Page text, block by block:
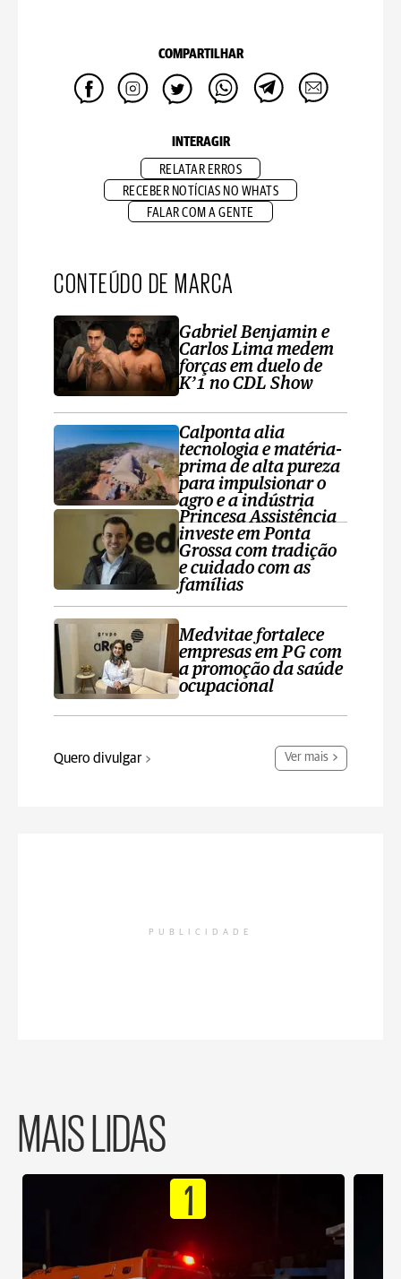
COMPARTILHAR
INTERAGIR
RELATAR ERROS
RECEBER NOTÍCIAS NO WHATS
FALAR COM A GENTE
CONTEÚDO DE MARCA
Gabriel Benjamin e
Carlos Lima medem
forças em duelo de
K’1 no CDL Show
Calponta alia
tecnologia e matéria-
prima de alta pureza
para impulsionar o
agro e a indústria
Princesa Assistência
investe em Ponta
Grossa com tradição
e cuidado com as
famílias
Medvitae fortalece
empresas em PG com
a promoção da saúde
ocupacional
Quero divulgar Ver mais
PUBLICIDADE
MAIS LIDAS
1